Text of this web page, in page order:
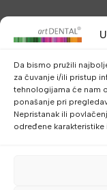
Da bismo pružili
za čuvanje i/ili pristup
tehnologijama će nam
ponašanje pri
Nepristanak ili
određene karakteristike
Tekućine za
nisu neophodneza
usne šupljine. Kod
preporučljivoda ne
chlorhexidine